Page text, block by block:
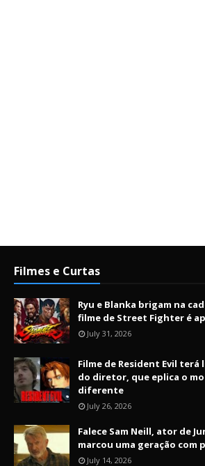
Filmes e Curtas
Ryu e Blanka brigam na
filme de Street Fighter é
July 31, 2026
Filme de Resident Evil
do diretor, que eplica o
diferente
July 26, 2026
Falece Sam Neill, ator de
marcou uma geração com
July 14, 2026